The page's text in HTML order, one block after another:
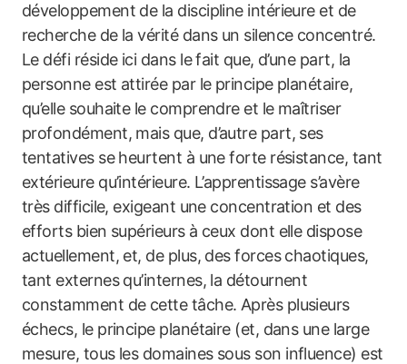
développement de la discipline intérieure et de
recherche de la vérité dans un silence concentré.
Le défi réside ici dans le fait que, d’une part, la
personne est attirée par le principe planétaire,
qu’elle souhaite le comprendre et le maîtriser
profondément, mais que, d’autre part, ses
tentatives se heurtent à une forte résistance, tant
extérieure qu’intérieure. L’apprentissage s’avère
très difficile, exigeant une concentration et des
efforts bien supérieurs à ceux dont elle dispose
actuellement, et, de plus, des forces chaotiques,
tant externes qu’internes, la détournent
constamment de cette tâche. Après plusieurs
échecs, le principe planétaire (et, dans une large
mesure, tous les domaines sous son influence) est